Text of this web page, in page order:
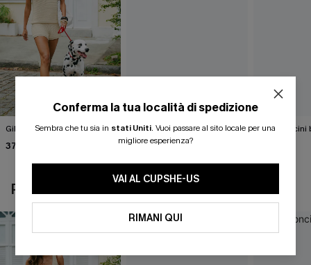
Gilet beige Break the Ice
37,00 €
Top in maglia con motivo
astratto Sightsee
Pantaloncini
POTREBBE INTERESSARTI ANCHE
Conferma la tua località di spedizione
Sembra che tu sia in stati Uniti. Vuoi passare al sito locale per una
migliore esperienza?
VAI AL CUPSHE-US
RIMANI QUI